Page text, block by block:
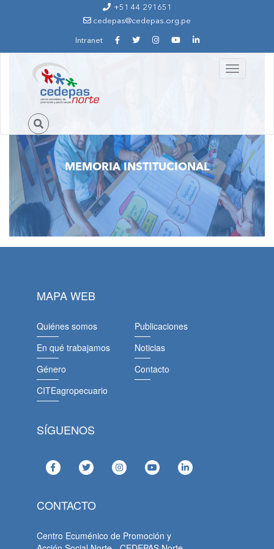
+51 44 291651
cedepas@cedepas.org.pe
Intranet
Toggle
navigation
MEMORIA INSTITUCIONAL
MAPA WEB
Quiénes somos
En qué trabajamos
Género
CITEagropecuario
Publicaciones
Noticias
Contacto
SÍGUENOS
CONTACTO
Centro Ecuménico de Promoción y